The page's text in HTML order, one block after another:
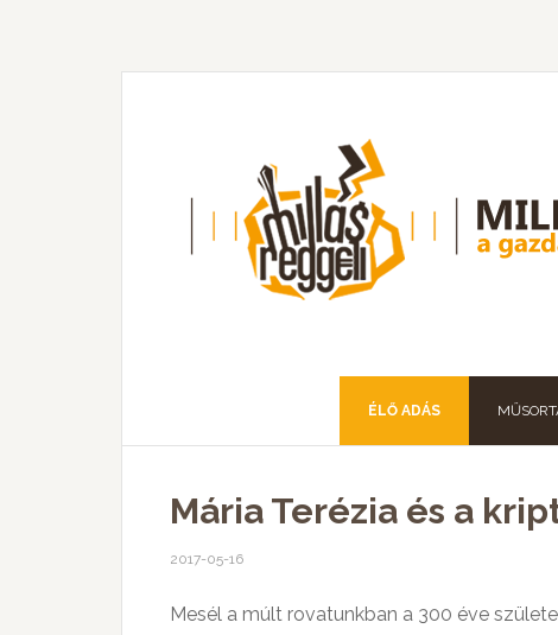
ÉLŐ ADÁS
Mária Terézia és a
2017-05-16
Mesél a múlt rovatunkban a 300 éve